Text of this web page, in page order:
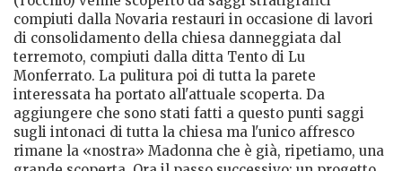
compiuti dalla Novaria restauri in occasione di lavori
di consolidamento della chiesa danneggiata dal
terremoto, compiuti dalla ditta Tento di Lu
Monferrato. La pulitura poi di tutta la parete
interessata ha portato all'attuale scoperta. Da
aggiungere che sono stati fatti a questo punti saggi
sugli intonaci di tutta la chiesa ma l'unico affresco
rimane la «nostra» Madonna che è già, ripetiamo, una